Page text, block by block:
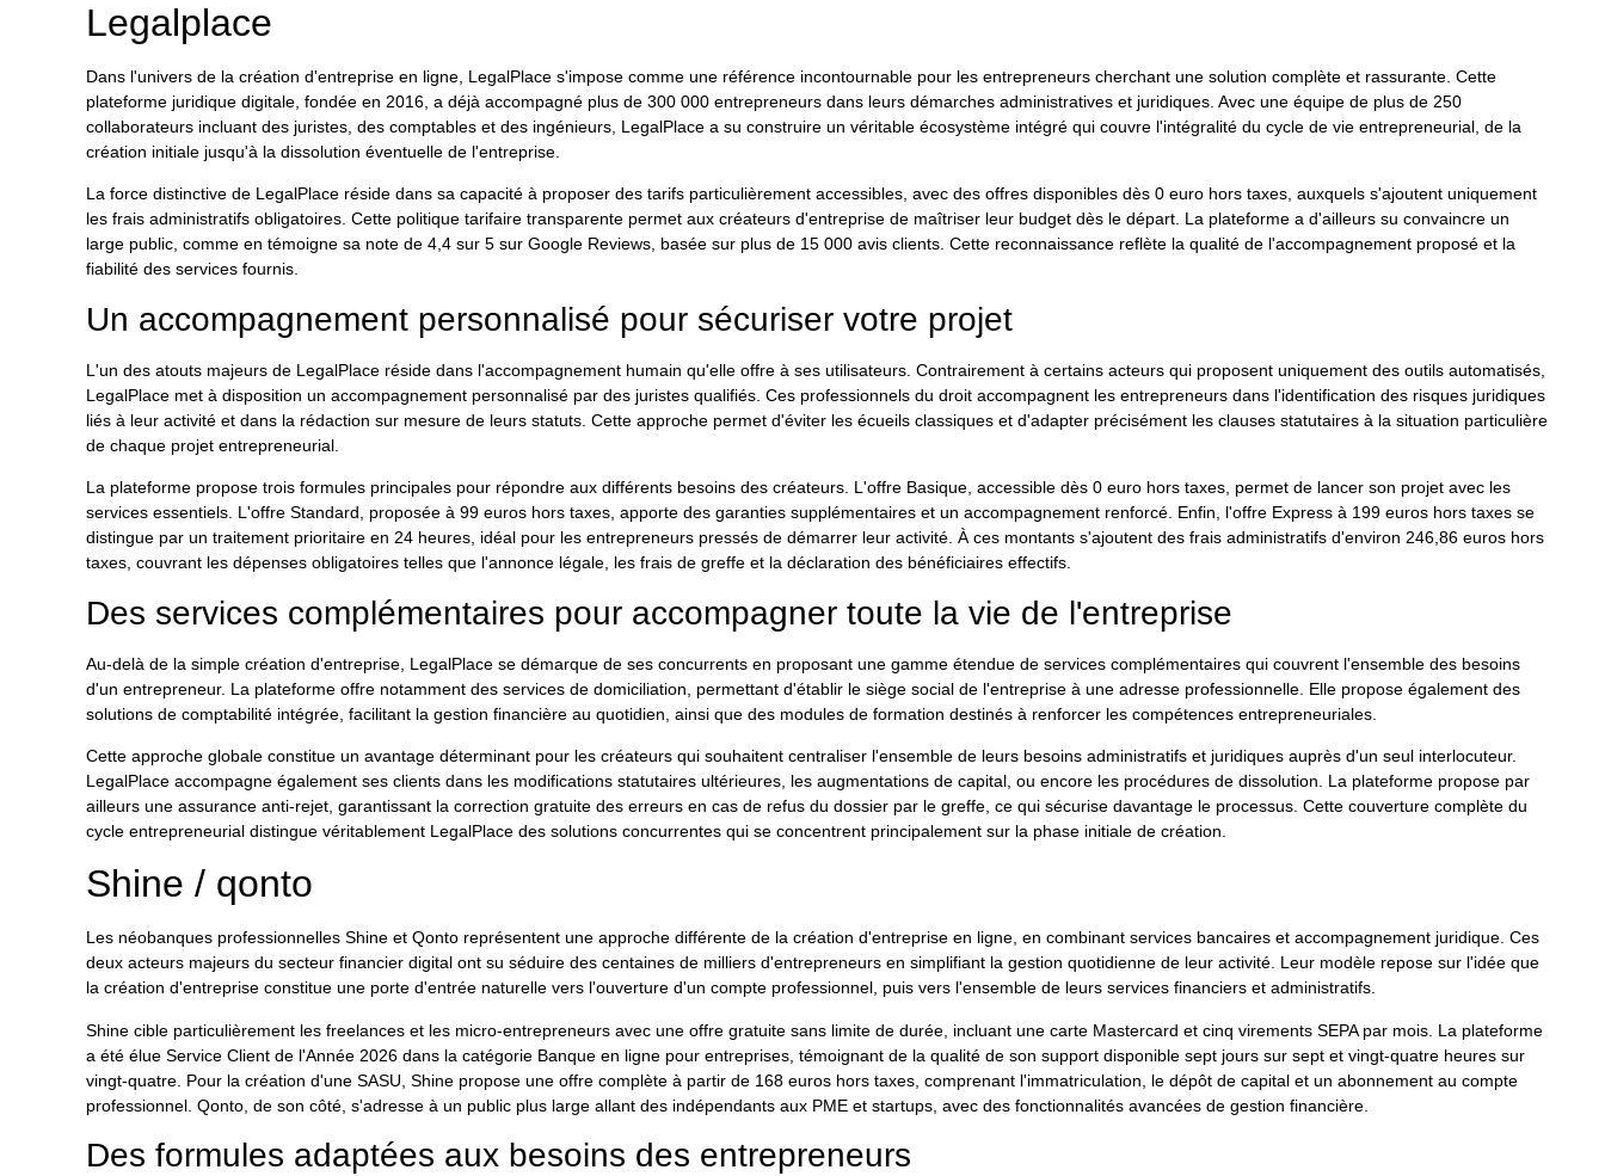
Legalplace
Dans l'univers de la création d'entreprise en ligne, LegalPlace s'impose comme une référence incontournable pour les entrepreneurs cherchant une solution complète et rassurante. Cette
plateforme juridique digitale, fondée en 2016, a déjà accompagné plus de 300 000 entrepreneurs dans leurs démarches administratives et juridiques. Avec une équipe de plus de 250
collaborateurs incluant des juristes, des comptables et des ingénieurs, LegalPlace a su construire un véritable écosystème intégré qui couvre l'intégralité du cycle de vie entrepreneurial, de la
création initiale jusqu'à la dissolution éventuelle de l'entreprise.
La force distinctive de LegalPlace réside dans sa capacité à proposer des tarifs particulièrement accessibles, avec des offres disponibles dès 0 euro hors taxes, auxquels s'ajoutent uniquement
les frais administratifs obligatoires. Cette politique tarifaire transparente permet aux créateurs d'entreprise de maîtriser leur budget dès le départ. La plateforme a d'ailleurs su convaincre un
large public, comme en témoigne sa note de 4,4 sur 5 sur Google Reviews, basée sur plus de 15 000 avis clients. Cette reconnaissance reflète la qualité de l'accompagnement proposé et la
fiabilité des services fournis.
Un accompagnement personnalisé pour sécuriser votre projet
L'un des atouts majeurs de LegalPlace réside dans l'accompagnement humain qu'elle offre à ses utilisateurs. Contrairement à certains acteurs qui proposent uniquement des outils automatisés,
LegalPlace met à disposition un accompagnement personnalisé par des juristes qualifiés. Ces professionnels du droit accompagnent les entrepreneurs dans l'identification des risques juridiques
liés à leur activité et dans la rédaction sur mesure de leurs statuts. Cette approche permet d'éviter les écueils classiques et d'adapter précisément les clauses statutaires à la situation particulière
de chaque projet entrepreneurial.
La plateforme propose trois formules principales pour répondre aux différents besoins des créateurs. L'offre Basique, accessible dès 0 euro hors taxes, permet de lancer son projet avec les
services essentiels. L'offre Standard, proposée à 99 euros hors taxes, apporte des garanties supplémentaires et un accompagnement renforcé. Enfin, l'offre Express à 199 euros hors taxes se
distingue par un traitement prioritaire en 24 heures, idéal pour les entrepreneurs pressés de démarrer leur activité. À ces montants s'ajoutent des frais administratifs d'environ 246,86 euros hors
taxes, couvrant les dépenses obligatoires telles que l'annonce légale, les frais de greffe et la déclaration des bénéficiaires effectifs.
Des services complémentaires pour accompagner toute la vie de l'entreprise
Au-delà de la simple création d'entreprise, LegalPlace se démarque de ses concurrents en proposant une gamme étendue de services complémentaires qui couvrent l'ensemble des besoins
d'un entrepreneur. La plateforme offre notamment des services de domiciliation, permettant d'établir le siège social de l'entreprise à une adresse professionnelle. Elle propose également des
solutions de comptabilité intégrée, facilitant la gestion financière au quotidien, ainsi que des modules de formation destinés à renforcer les compétences entrepreneuriales.
Cette approche globale constitue un avantage déterminant pour les créateurs qui souhaitent centraliser l'ensemble de leurs besoins administratifs et juridiques auprès d'un seul interlocuteur.
LegalPlace accompagne également ses clients dans les modifications statutaires ultérieures, les augmentations de capital, ou encore les procédures de dissolution. La plateforme propose par
ailleurs une assurance anti-rejet, garantissant la correction gratuite des erreurs en cas de refus du dossier par le greffe, ce qui sécurise davantage le processus. Cette couverture complète du
cycle entrepreneurial distingue véritablement LegalPlace des solutions concurrentes qui se concentrent principalement sur la phase initiale de création.
Shine / qonto
Les néobanques professionnelles Shine et Qonto représentent une approche différente de la création d'entreprise en ligne, en combinant services bancaires et accompagnement juridique. Ces
deux acteurs majeurs du secteur financier digital ont su séduire des centaines de milliers d'entrepreneurs en simplifiant la gestion quotidienne de leur activité. Leur modèle repose sur l'idée que
la création d'entreprise constitue une porte d'entrée naturelle vers l'ouverture d'un compte professionnel, puis vers l'ensemble de leurs services financiers et administratifs.
Shine cible particulièrement les freelances et les micro-entrepreneurs avec une offre gratuite sans limite de durée, incluant une carte Mastercard et cinq virements SEPA par mois. La plateforme
a été élue Service Client de l'Année 2026 dans la catégorie Banque en ligne pour entreprises, témoignant de la qualité de son support disponible sept jours sur sept et vingt-quatre heures sur
vingt-quatre. Pour la création d'une SASU, Shine propose une offre complète à partir de 168 euros hors taxes, comprenant l'immatriculation, le dépôt de capital et un abonnement au compte
professionnel. Qonto, de son côté, s'adresse à un public plus large allant des indépendants aux PME et startups, avec des fonctionnalités avancées de gestion financière.
Des formules adaptées aux besoins des entrepreneurs